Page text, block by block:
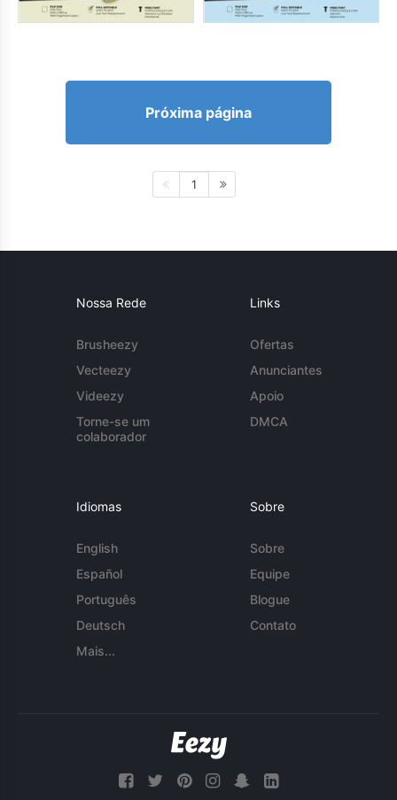
Próxima página
1
Nossa Rede
Brusheezy
Vecteezy
Videezy
Torne-se um
colaborador
Links
Ofertas
Anunciantes
Apoio
DMCA
Idiomas
English
Español
Português
Deutsch
Mais...
Sobre
Sobre
Equipe
Blogue
Contato